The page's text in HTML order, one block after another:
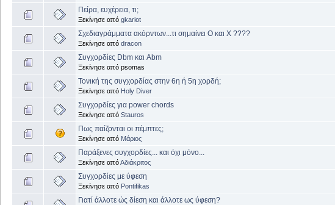
Πείρα, ευχέρεια, τι;
Ξεκίνησε από gkariot
Σχεδιαγράμματα ακόρντων...τι σημαίνει Ο και Χ ????
Ξεκίνησε από dracon
Συγχορδίες Dbm και Abm
Ξεκίνησε από psomas
Τονική της συγχορδίας στην 6η ή 5η χορδή;
Ξεκίνησε από Holy Diver
Συγχορδίες για power chords
Ξεκίνησε από Stauros
Πως παίζονται οι πέμπτες;
Ξεκίνησε από Μάριος
Παράξενες συγχορδίες... και όχι μόνο...
Ξεκίνησε απόΑδιάκριτος
Συγχορδίες με ύφεση
Ξεκίνησε από Pontifikas
Γιατί άλλοτε ώς δίεση και άλλοτε ως ύφεση?